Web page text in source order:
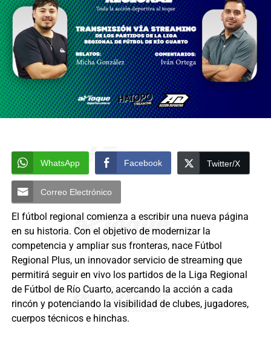
WhatsApp Facebook Twitter/X
Correo Electrónico
El fútbol regional comienza a escribir una nueva página
en su historia. Con el objetivo de modernizar la
competencia y ampliar sus fronteras, nace Fútbol
Regional Plus, un innovador servicio de streaming que
permitirá seguir en vivo los partidos de la Liga Regional
de Fútbol de Río Cuarto, acercando la acción a cada
rincón y potenciando la visibilidad de clubes, jugadores,
cuerpos técnicos e hinchas.